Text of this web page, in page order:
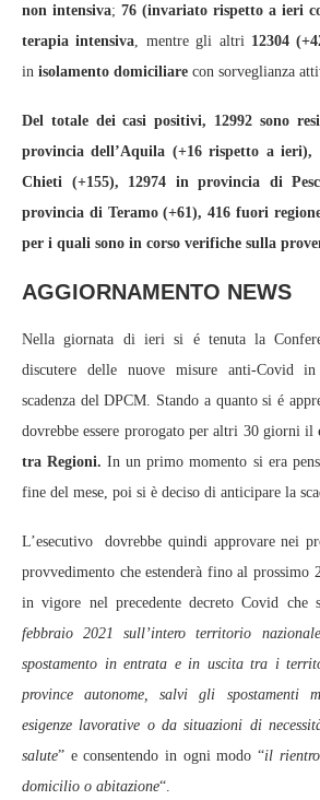
non intensiva; 76 (invariato rispetto a ieri
terapia intensiva, mentre gli altri 12304
in isolamento domiciliare con sorveglianza
Del totale dei casi positivi, 12992 sono
provincia dell’Aquila (+16 rispetto a
Chieti (+155), 12974 in provincia di
provincia di Teramo (+61), 416 fuori
per i quali sono in corso verifiche sulla
AGGIORNAMENTO NEWS
Nella giornata di ieri si é tenuta la
discutere delle nuove misure anti-Covid
scadenza del DPCM. Stando a quanto si é
dovrebbe essere prorogato per altri 30 giorni il
tra Regioni. In un primo momento si era
fine del mese, poi si è deciso di anticipare la
L’esecutivo dovrebbe quindi approvare nei
provvedimento che estenderà fino al prossimo
in vigore nel precedente decreto Covid che
febbraio 2021 sull’intero territorio
spostamento in entrata e in uscita tra i
province autonome, salvi gli spostamenti
esigenze lavorative o da situazioni di
salute” e consentendo in ogni modo “il
domicilio o abitazione“.